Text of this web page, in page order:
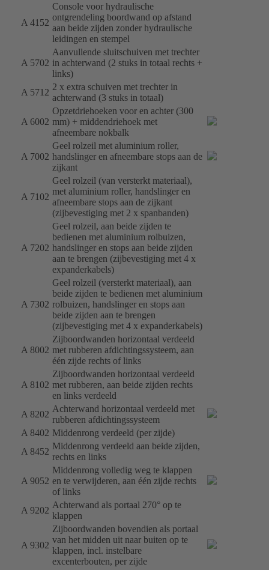
A 4152
Console voor hydraulische
ontgrendeling boordwand op afstand
aan beide zijden zonder hydraulische
leidingen en stempel
A 5702
Aanvullende sluitschuiven met trechter
in achterwand (2 stuks in totaal rechts +
links)
A 5712
2 x extra schuiven met trechter in
achterwand (3 stuks in totaal)
A 6002
Opzetdriehoeken voor en achter (300
mm) + middendriehoek met
afneembare nokbalk
A 7002
Geel rolzeil met aluminium roller,
handslinger en afneembare stops aan de
zijkant
A 7102
Geel rolzeil (van versterkt materiaal),
met aluminium roller, handslinger en
afneembare stops aan de zijkant
(zijbevestiging met 2 x spanbanden)
A 7202
Geel rolzeil, aan beide zijden te
bedienen met aluminium rolbuizen,
handslinger en stops aan beide zijden
aan te brengen (zijbevestiging met 4 x
expanderkabels)
A 7302
Geel rolzeil (versterkt materiaal), aan
beide zijden te bedienen met aluminium
rolbuizen, handslinger en stops aan
beide zijden aan te brengen
(zijbevestiging met 4 x expanderkabels)
A 8002
Zijboordwanden horizontaal verdeeld
met rubberen afdichtingssysteem, aan
één zijde rechts of links
A 8102
Zijboordwanden horizontaal verdeeld
met rubberen, aan beide zijden rechts
en links verdeeld
A 8202
Achterwand horizontaal verdeeld met
rubberen afdichtingssysteem
A 8402 Middenrong verdeeld (per zijde)
A 8452
Middenrong verdeeld aan beide zijden,
rechts en links
A 9052
Middenrong volledig weg te klappen
en te verwijderen, aan één zijde rechts
of links
A 9202
Achterwand als portaal 270° op te
klappen
A 9302
Zijboordwanden bovendien als portaal
van het midden uit naar buiten op te
klappen, incl. instelbare
excenterbouten, per zijde